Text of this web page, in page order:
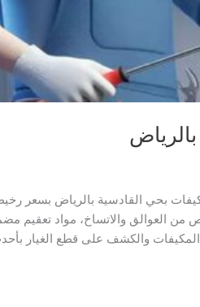
بحي القادسية بالرياض بسعر
من العوالق والاتساخ، مواد تعقيم
والكشف على قطع الغيار